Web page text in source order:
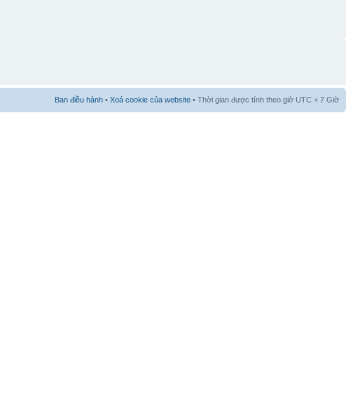
Ban điều hành • Xoá cookie của website • Thời gian được tính theo giờ UTC + 7 Giờ